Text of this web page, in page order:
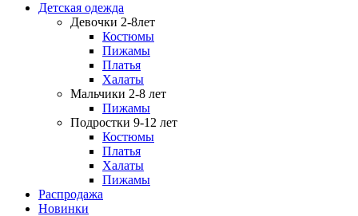
Детская одежда
Девочки 2-8лет
Костюмы
Пижамы
Платья
Халаты
Мальчики 2-8 лет
Пижамы
Подростки 9-12 лет
Костюмы
Платья
Халаты
Пижамы
Распродажа
Новинки